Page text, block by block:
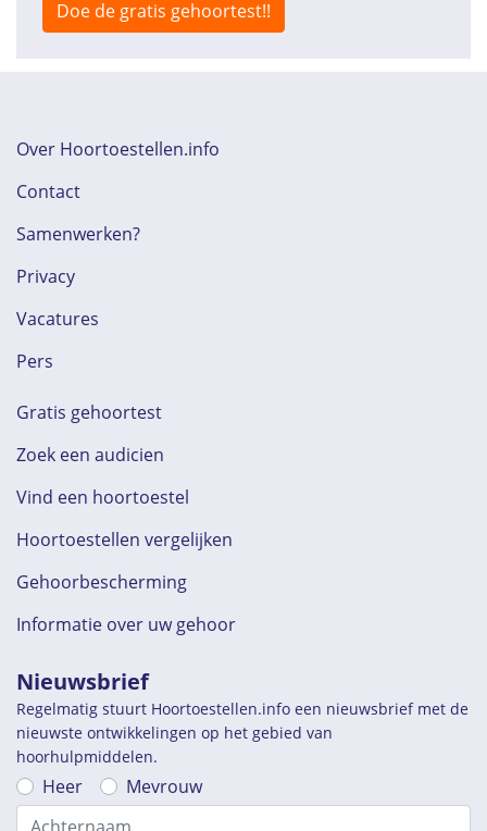
Doe de gratis gehoortest!!
Over Hoortoestellen.info
Contact
Samenwerken?
Privacy
Vacatures
Pers
Gratis gehoortest
Zoek een audicien
Vind een hoortoestel
Hoortoestellen vergelijken
Gehoorbescherming
Informatie over uw gehoor
Nieuwsbrief
Regelmatig stuurt Hoortoestellen.info een nieuwsbrief met de
nieuwste ontwikkelingen op het gebied van
hoorhulpmiddelen.
Heer Mevrouw